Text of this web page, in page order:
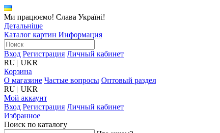
Ми працюємо! Слава Україні!
Детальніше
Каталог картин Информация
Вход Регистрация Личный кабинет
RU | UKR
Корзина
О магазине Частые вопросы Оптовый раздел
RU | UKR
Мой аккаунт
Вход Регистрация Личный кабинет
Избранное
Поиск по каталогу